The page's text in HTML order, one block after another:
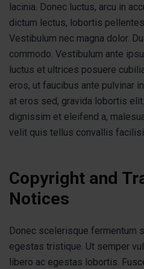
lacinia. Donec luctus, arcu in
dictum lectus, lobortis
Vestibulum nec magna dolor.
commodo. Vestibulum ante
luctus et ultrices posuere
eros, ut faucibus ante pulvinar
at eros sed, gravida lobortis
dignissim et eleifend a,
velit quis tellus convallis
Copyright and
Notices
Donec scelerisque fermentum
egestas tristique. Ut semper
libero ac egestas lobortis.